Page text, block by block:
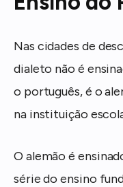
Nas cidades de
dialeto não é
o português, é o
na instituição
O alemão é
série do ensino